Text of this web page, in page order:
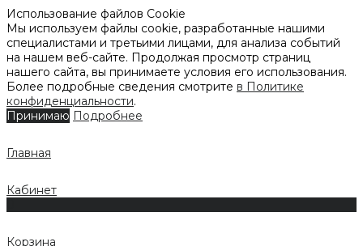
Использование файлов Cookie
Мы используем файлы cookie, разработанные нашими
специалистами и третьими лицами, для анализа событий
на нашем веб-сайте. Продолжая просмотр страниц
нашего сайта, вы принимаете условия его использования.
Более подробные сведения смотрите в Политике
конфиденциальности.
Принимаю Подробнее
Главная
Кабинет
Корзина